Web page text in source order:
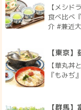
【メシド
食べ比べ
介 #兼近
【東京】
【華丸丼
『もみ
【群馬